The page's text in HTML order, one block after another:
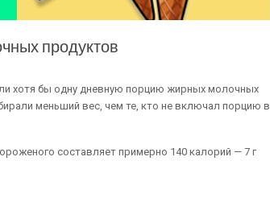
продуктов
хотя бы одну дневную порцию жирных молочных
меньший вес, чем те, кто не включал порцию в
составляет примерно 140 калорий — 7 г